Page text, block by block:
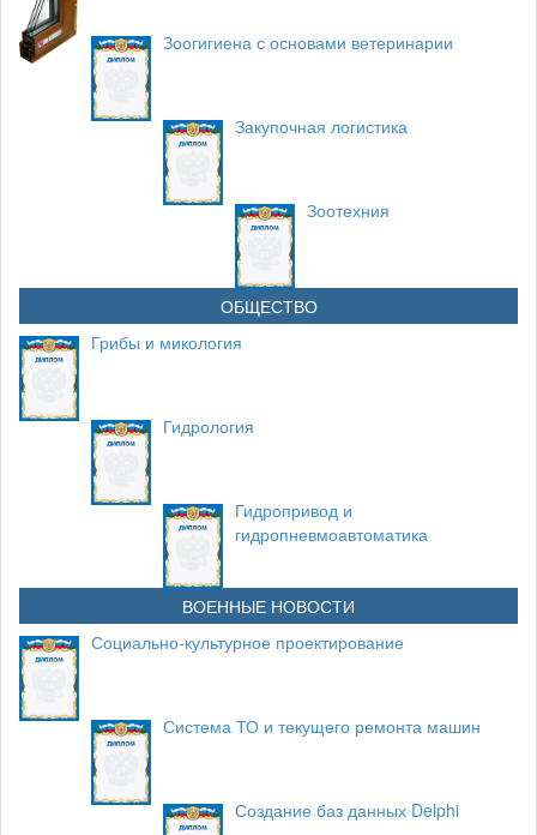
Зоогигиена с основами ветеринарии
Закупочная логистика
Зоотехния
ОБЩЕСТВО
Грибы и микология
Гидрология
Гидропривод и
гидропневмоавтоматика
ВОЕННЫЕ НОВОСТИ
Социально-культурное проектирование
Система ТО и текущего ремонта машин
Создание баз данных Delphi